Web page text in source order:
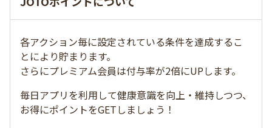
各アクション毎に設定されている条件を達成するこ
とにより貯まります。
さらにプレミアム会員は付与率が2倍にUPします。
毎日アプリを利用して健康意識を向上・維持しつつ、
お得にポイントをGETしましょう！